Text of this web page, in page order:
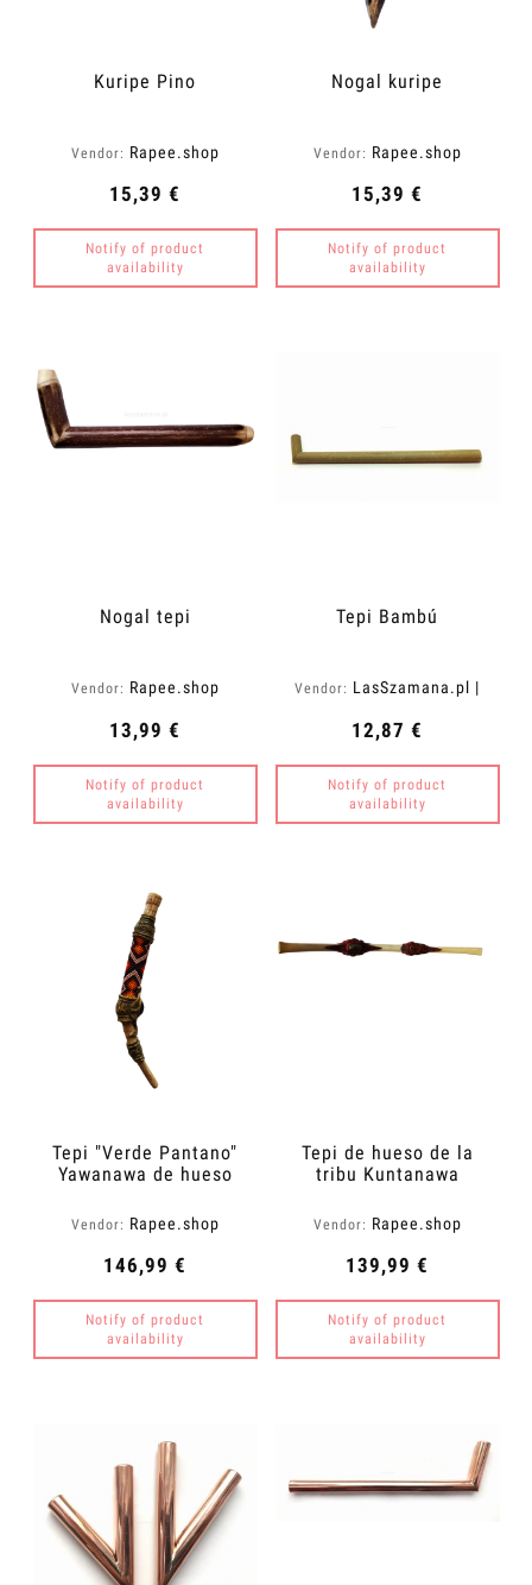
Kuripe Pino
Vendor: Rapee.shop
15,39 €
Notify of product
availability
Nogal kuripe
Vendor: Rapee.shop
15,39 €
Notify of product
availability
Nogal tepi
Vendor: Rapee.shop
13,99 €
Notify of product
availability
Tepi Bambú
Vendor: LasSzamana.pl |
12,87 €
Notify of product
availability
Tepi "Verde Pantano"
Yawanawa de hueso
Vendor: Rapee.shop
146,99 €
Notify of product
availability
Tepi de hueso de la
tribu Kuntanawa
Vendor: Rapee.shop
139,99 €
Notify of product
availability